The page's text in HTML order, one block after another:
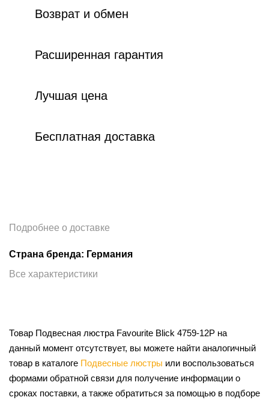
Возврат и обмен
Расширенная гарантия
Лучшая цена
Бесплатная доставка
Подробнее о доставке
Страна бренда: Германия
Все характеристики
Товар Подвесная люстра Favourite Blick 4759-12P на
данный момент отсутствует, вы можете найти аналогичный
товар в каталоге Подвесные люстры или воспользоваться
формами обратной связи для получение информации о
сроках поставки, а также обратиться за помощью в подборе